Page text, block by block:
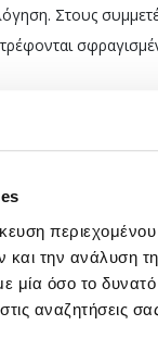
την ανάλυση
όσο το δυνατό
αναζητήσεις
Στους
θα
των οποίων οι